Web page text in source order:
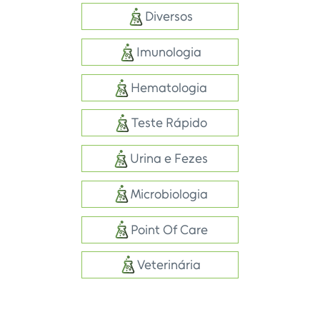
Diversos
Hematologia
Imunologia
Microbiologia
Point Of Care
Teste Rápido
Urina e Fezes
Veterinária